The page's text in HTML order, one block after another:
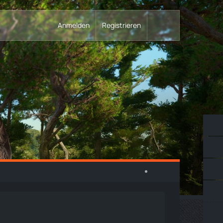
Anmelden Registrieren